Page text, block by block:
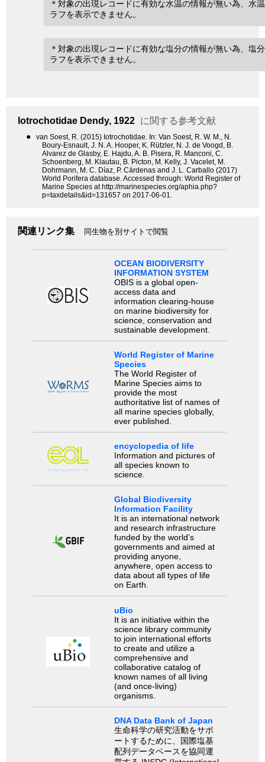
＊対象の出現レコードに有効な水温の情報が無い為、水
ラフを表示できません。
＊対象の出現レコードに有効な塩分の情報が無い為、塩
ラフを表示できません。
Iotrochotidae Dendy, 1922 に関する参考文献
●
van Soest, R. (2015) Iotrochotidae. In: Van Soest, R. W. M., N.
Boury-Esnault, J. N. A. Hooper, K. Rützler, N. J. de Voogd, B.
Alvarez de Glasby, E. Hajdu, A. B. Pisera, R. Manconi, C.
Schoenberg, M. Klautau, B. Picton, M. Kelly, J. Vacelet, M.
Dohrmann, M. C. Díaz, P. Cárdenas and J. L. Carballo (2017)
World Porifera database. Accessed through: World Register of
Marine Species at http://marinespecies.org/aphia.php?
p=taxdetails&id=131657 on 2017-06-01.
関連リンク集 同生物を別サイトで閲覧
OCEAN BIODIVERSITY
INFORMATION SYSTEM
OBIS is a global open-
access data and
information clearing-house
on marine biodiversity for
science, conservation and
sustainable development.
World Register of Marine
Species
The World Register of
Marine Species aims to
provide the most
authoritative list of names of
all marine species globally,
ever published.
encyclopedia of life
Information and pictures of
all species known to
science.
Global Biodiversity
Information Facility
It is an international network
and research infrastructure
funded by the world’s
governments and aimed at
providing anyone,
anywhere, open access to
data about all types of life
on Earth.
uBio
It is an initiative within the
science library community
to join international efforts
to create and utilize a
comprehensive and
collaborative catalog of
known names of all living
(and once-living)
organisms.
DNA Data Bank of Japan
生命科学の研究活動をサポ
ートするために、国際塩基
配列データベースを協同運